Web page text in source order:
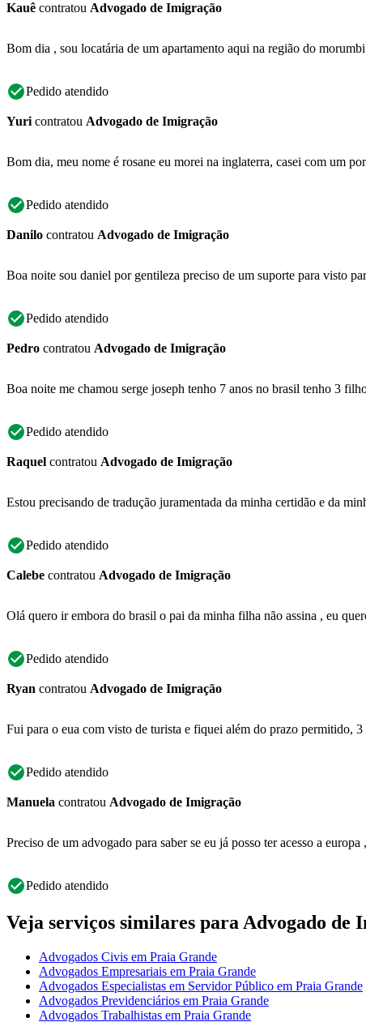
Kauê contratou Advogado de Imigração
Bom dia , sou locatária de um apartamento aqui na região do
Pedido atendido
Yuri contratou Advogado de Imigração
Bom dia, meu nome é rosane eu morei na inglaterra, casei com um
Pedido atendido
Danilo contratou Advogado de Imigração
Boa noite sou daniel por gentileza preciso de um suporte para visto
Pedido atendido
Pedro contratou Advogado de Imigração
Boa noite me chamou serge joseph tenho 7 anos no brasil tenho 3
Pedido atendido
Raquel contratou Advogado de Imigração
Estou precisando de tradução juramentada da minha certidão e da
Pedido atendido
Calebe contratou Advogado de Imigração
Olá quero ir embora do brasil o pai da minha filha não assina , eu
Pedido atendido
Ryan contratou Advogado de Imigração
Fui para o eua com visto de turista e fiquei além do prazo permitido,
Pedido atendido
Manuela contratou Advogado de Imigração
Preciso de um advogado para saber se eu já posso ter acesso a
Pedido atendido
Veja serviços similares para Advogado de
Advogados Civis em Praia Grande
Advogados Empresariais em Praia Grande
Advogados Especialistas em Servidor Público em Praia Grande
Advogados Previdenciários em Praia Grande
Advogados Trabalhistas em Praia Grande